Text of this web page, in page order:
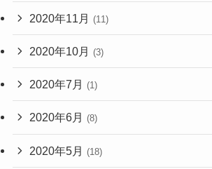
2020年11月 (11)
2020年10月 (3)
2020年7月 (1)
2020年6月 (8)
2020年5月 (18)